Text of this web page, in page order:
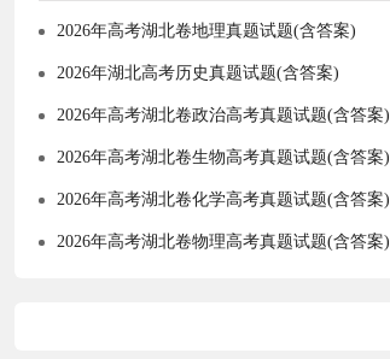
2026年高考湖北卷地理真题试题(含答案)
2026年湖北高考历史真题试题(含答案)
2026年高考湖北卷政治高考真题试题(含答案)
2026年高考湖北卷生物高考真题试题(含答案)
2026年高考湖北卷化学高考真题试题(含答案)
2026年高考湖北卷物理高考真题试题(含答案)